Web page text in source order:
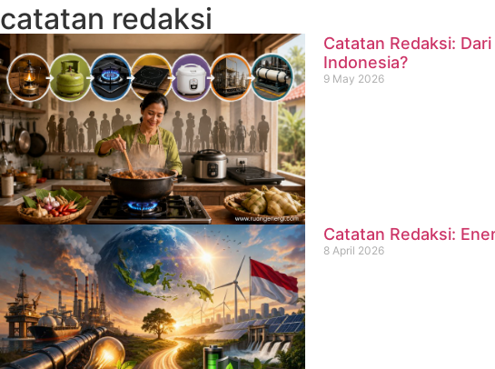
catatan redaksi
Catatan Redaksi:
Indonesia?
9 May 2026
Catatan Redaksi:
8 April 2026